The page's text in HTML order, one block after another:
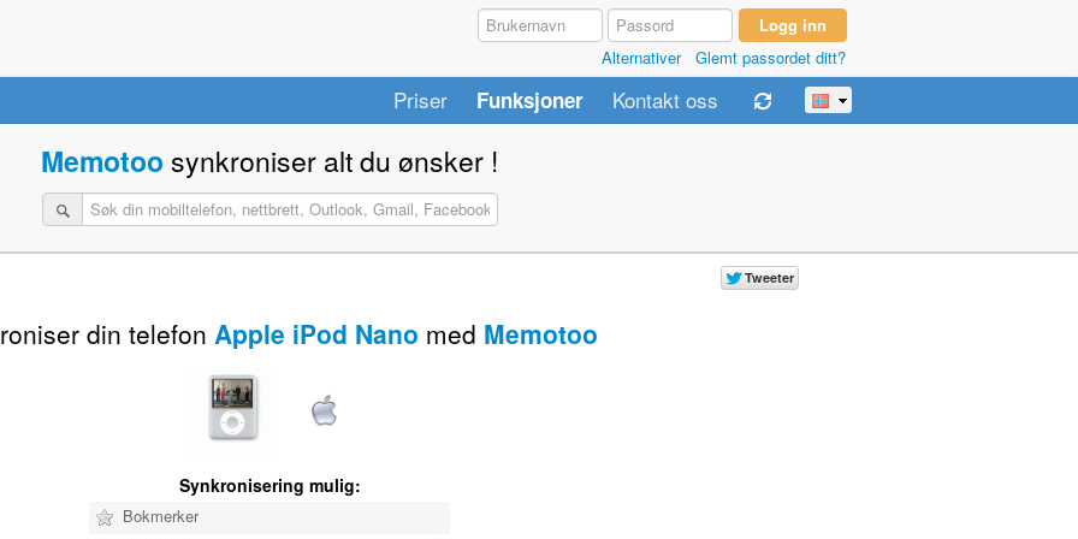
Alternativer Glemt passordet ditt?
Priser Funksjoner Kontakt oss
Memotoo synkroniser alt du ønsker !
din telefon Apple iPod Nano med Memotoo
Synkronisering mulig:
Bokmerker